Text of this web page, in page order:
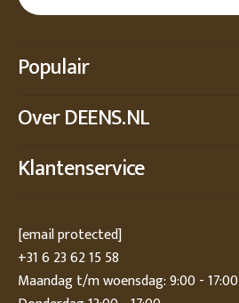
Populair
Over DEENS.NL
Klantenservice
[email protected]
+31 6 23 62 15 58
Maandag t/m woensdag: 9:00 - 17:00